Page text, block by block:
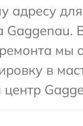
адресу
Gaggenau.
мы
в